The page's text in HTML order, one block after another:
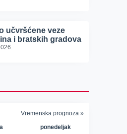
učvršćene veze
i bratskih gradova